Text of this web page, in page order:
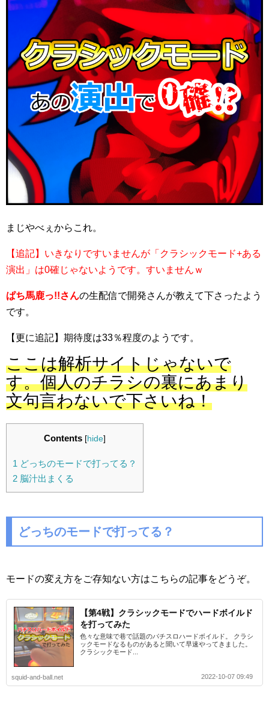
まじやべぇからこれ。
【追記】いきなりですいませんが「クラシックモード+ある
演出」は0確じゃないようです。すいませんｗ
ぱち馬鹿っ!!さんの生配信で開発さんが教えて下さったよう
です。
【更に追記】期待度は33％程度のようです。
ここは解析サイトじゃないで
す。個人のチラシの裏にあまり
文句言わないで下さいね！
Contents [hide]
1 どっちのモードで打ってる？
2 脳汁出まくる
どっちのモードで打ってる？
モードの変え方をご存知ない方はこちらの記事をどうぞ。
【第4戦】クラシックモードでハードボイルド
を打ってみた
色々な意味で巷で話題のパチスロハードボイルド。 クラシ
ックモードなるものがあると聞いて早速やってきました。
クラシックモード...
squid-and-ball.net 2022-10-07 09:49